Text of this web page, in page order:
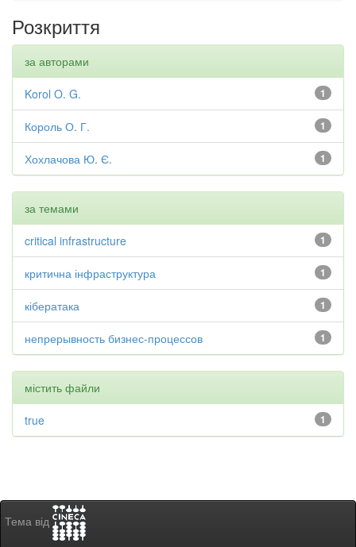
Розкриття
за авторами
1
Korol O. G.
1
Король О. Г.
1
Хохлачова Ю. Є.
за темами
1
critical infrastructure
1
критична інфраструктура
1
кібератака
1
непрерывность бизнес-процессов
містить файли
1
true
Тема від